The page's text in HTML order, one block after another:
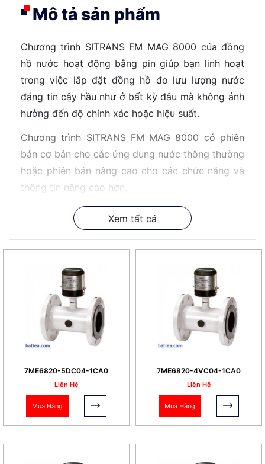
Mô tả sản phẩm
Chương trình SITRANS FM MAG 8000 của đồng
hồ nước hoạt động bằng pin giúp bạn linh hoạt
trong việc lắp đặt đồng hồ đo lưu lượng nước
đáng tin cậy hầu như ở bất kỳ đâu mà không ảnh
hưởng đến độ chính xác hoặc hiệu suất.
Chương trình SITRANS FM MAG 8000 có phiên
bản cơ bản cho các ứng dụng nước thông thường
hoặc phiên bản nâng cao cho các chức năng và
thông tin nâng cao hơn.
Mô-đun giao tiếp không dây 3G / UMTS tích hợp
tùy chọn cho phép đọc từ xa dữ liệu đo lường
Lưu lượng kế có thể được kết hợp với máy tính
năng lượng SITRANS FUE950 .
Tiện ích
như sau!
Cài đặt linh hoạt - tuân thủ IP68 (NEMA 6P)
cho phép lắp đặt trong đất hoặc dưới nước
Xem tất cả
7ME6820-5DC04-1CA0
Liên Hệ
Mua Hàng
7ME6820-4VC04-1CA0
Liên Hệ
Mua Hàng